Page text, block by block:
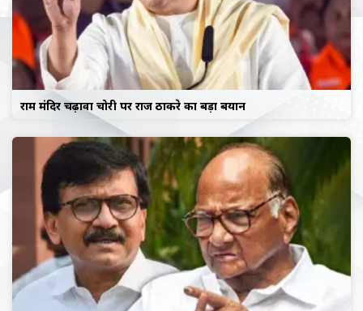
राम मंदिर चढ़ावा चोरी पर राज ठाकरे का बड़ा बयान